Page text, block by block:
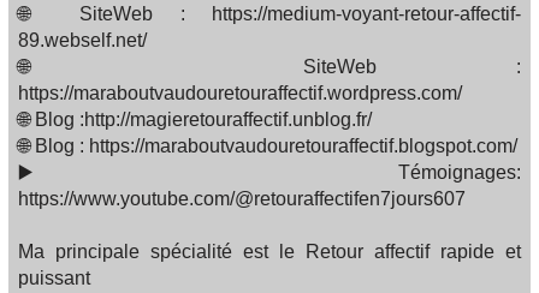
🌐 SiteWeb : https://medium-voyant-retour-affectif-
89.webself.net/
🌐 SiteWeb :
https://maraboutvaudouretouraffectif.wordpress.com/
🌐 Blog :http://magieretouraffectif.unblog.fr/
🌐 Blog : https://maraboutvaudouretouraffectif.blogspot.com/
▶️ Témoignages:
https://www.youtube.com/@retouraffectifen7jours607
Ma principale spécialité est le Retour affectif rapide et
puissant